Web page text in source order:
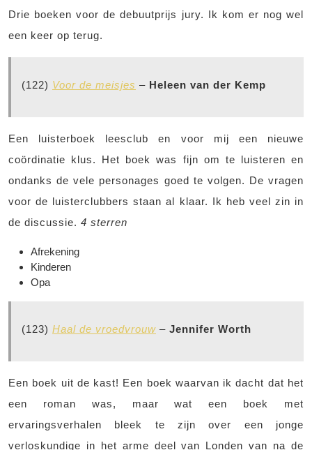
Drie boeken voor de debuutprijs jury. Ik kom er nog wel
een keer op terug.
(122) Voor de meisjes – Heleen van der Kemp
Een luisterboek leesclub en voor mij een nieuwe
coördinatie klus. Het boek was fijn om te luisteren en
ondanks de vele personages goed te volgen. De vragen
voor de luisterclubbers staan al klaar. Ik heb veel zin in
de discussie. 4 sterren
Afrekening
Kinderen
Opa
(123) Haal de vroedvrouw – Jennifer Worth
Een boek uit de kast! Een boek waarvan ik dacht dat het
een roman was, maar wat een boek met
ervaringsverhalen bleek te zijn over een jonge
verloskundige in het arme deel van Londen van na de